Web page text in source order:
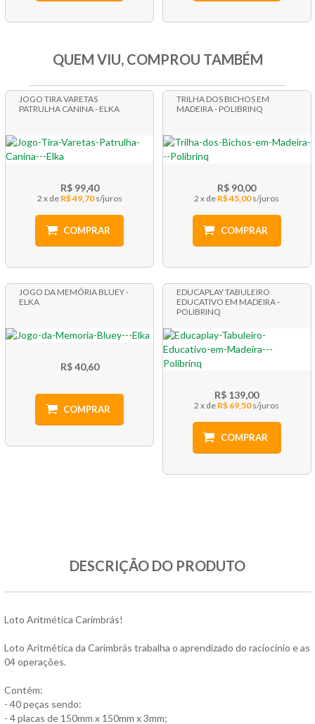
QUEM VIU, COMPROU TAMBÉM
JOGO TIRA VARETAS
PATRULHA CANINA - ELKA
R$ 99,40
2 x R$ 49,70
COMPRAR
TRILHA DOS BICHOS EM
MADEIRA - POLIBRINQ
R$ 90,00
2 x R$ 45,00
COMPRAR
JOGO DA MEMÓRIA BLUEY -
ELKA
R$ 40,60
COMPRAR
EDUCAPLAY TABULEIRO
EDUCATIVO EM MADEIRA -
POLIBRINQ
R$ 139,00
2 x R$ 69,50
COMPRAR
DESCRIÇÃO DO PRODUTO
Loto Aritmética Carimbrás!
Loto Aritmética da Carimbrás trabalha o aprendizado do raciocínio e as
04 operações.
Contém:
- 40 peças sendo:
- 4 placas de 150mm x 150mm x 3mm;